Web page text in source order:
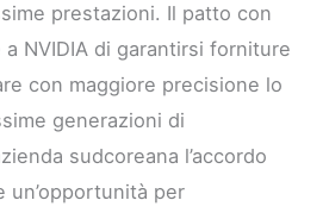
prestazioni. Il patto con
NVIDIA di garantirsi forniture
con maggiore precisione lo
generazioni di
sudcoreana l’accordo
un’opportunità per